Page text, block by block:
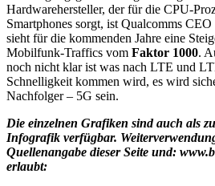
Hardwarehersteller, der für die CPU-
Smartphones sorgt, ist Qualcomms
sieht für die kommenden Jahre eine
Mobilfunk-Traffics vom Faktor 1000.
noch nicht klar ist was nach LTE und
Schnelligkeit kommen wird, es wird
Nachfolger – 5G sein.
Die einzelnen Grafiken sind auch als
Infografik verfügbar.
Quellenangabe dieser Seite und:
erlaubt: